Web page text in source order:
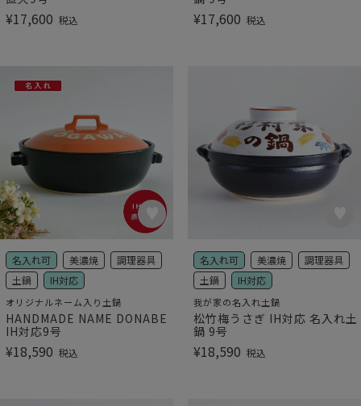
¥17,600 税込 ¥17,600 税込
名入れ可 美濃焼
調理器具
土鍋
IH対応
オリジナルネーム入り土鍋
HANDMADE NAME DONABE
IH対応9号
¥18,590 税込
名入れ可 美濃焼
調理器具
土鍋
IH対応
我が家の名入れ土鍋
松竹梅うさぎ IH対応 名入れ土
鍋 9号
¥18,590 税込